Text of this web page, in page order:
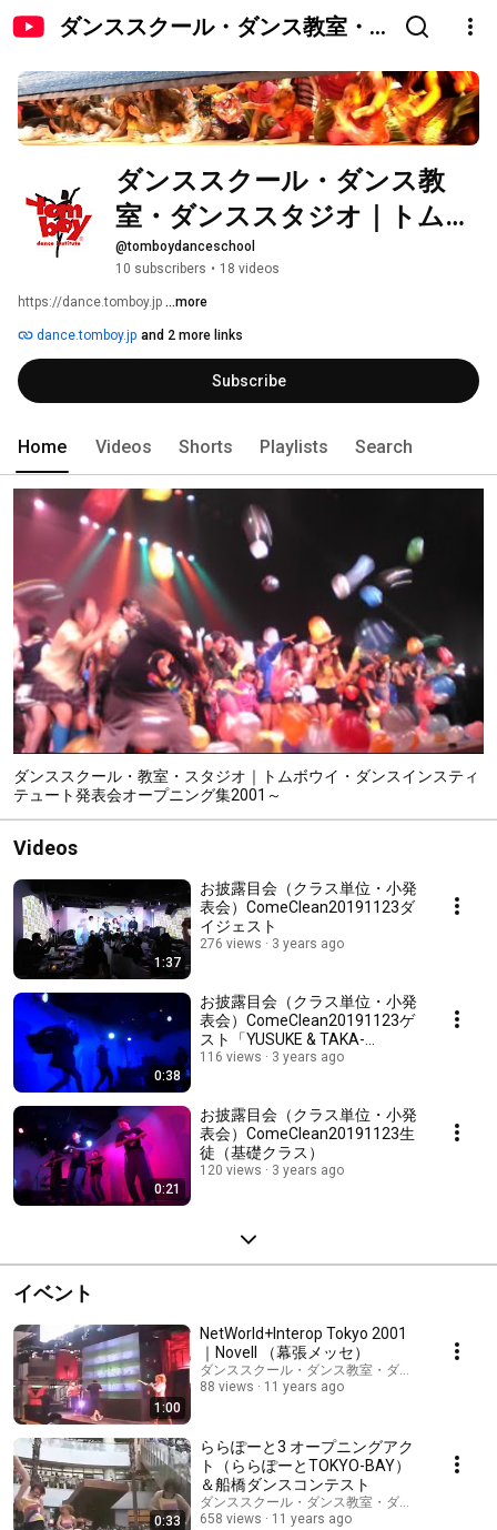
ダンススクール・ダンス教室・
ダンスインスティテュート
ダンススクール・ダンス教
室・ダンススタジオ｜トムボ
ウイ・ダンスインスティテュ
ート
@tomboydanceschool
10 subscribers • 18 videos
https://dance.tomboy.jp ...more
dance.tomboy.jp and 2 more links
Subscribe
Home Videos Shorts Playlists Search
ダンススクール・教室・スタジオ｜トムボウイ・ダンスインスティ
テュート発表会オープニング集2001～
Videos
1:37
お披露目会（クラス単位・小発
表会）ComeClean20191123ダ
イジェスト
276 views 3 years ago
0:38
お披露目会（クラス単位・小発
表会）ComeClean20191123ゲ
スト「YUSUKE & TAKA-
KI（from 東京都・目黒スタジ
116 views 3 years ago
0:21
お披露目会（クラス単位・小発
表会）ComeClean20191123生
徒（基礎クラス）
120 views 3 years ago
イベント
1:00
NetWorld+Interop Tokyo 2001
｜Novell （幕張メッセ）
ダンススクール・ダンス教室・ダンススタジオ
88 views
11 years ago
0:33
ららぽーと3 オープニングアク
ト（ららぽーとTOKYO-BAY）
＆船橋ダンスコンテスト
ダンススクール・ダンス教室・ダンススタジオ
658 views
11 years ago